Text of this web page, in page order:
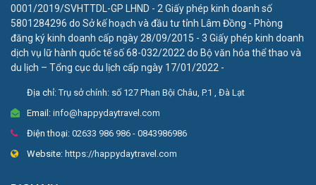
0001/2019/SVHTTDL-GP LHND - 2 Giấy phép kinh doanh số
5801284296 do Sở kế hoạch và đầu tư tỉnh Lâm Đồng - Phòng
đăng ký kinh doanh cấp ngày 28/09/2015 - 3 Giấy phép kinh doanh
dịch vụ lữ hành quốc tế số 68-032/2022 do Bộ văn hóa thể thao và
du lịch – Tổng cục du lịch cấp ngày 17/01/2022 -
Địa chỉ:Trụ sở chính: số 127 Phan Bội Châu, P.1 , Đà Lạt
Email: info@happydaytravel.com
Điện thoại: 02633 986 986 - 0843986986
Website: https://happydaytravel.com